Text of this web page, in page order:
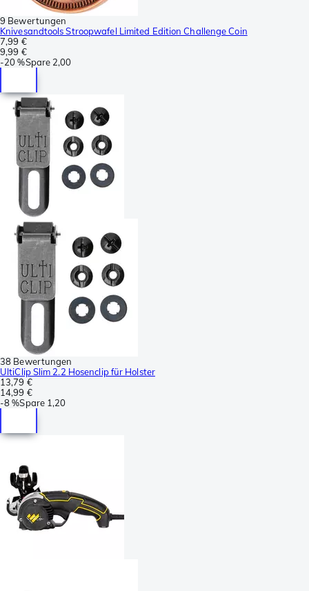
9 Bewertungen
Knivesandtools Stroopwafel Limited Edition Challenge Coin
7,99 €
9,99 €
-20 %Spare 2,00
38 Bewertungen
UltiClip Slim 2.2 Hosenclip für Holster
13,79 €
14,99 €
-8 %Spare 1,20